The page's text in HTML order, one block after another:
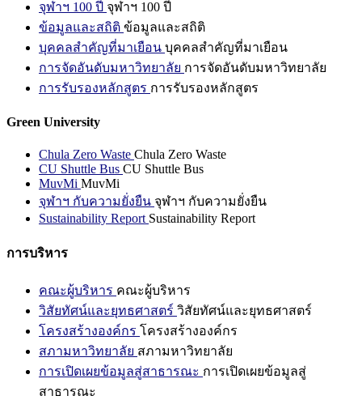
จุฬาฯ 100 ปี จุฬาฯ 100 ปี
ข้อมูลและสถิติ ข้อมูลและสถิติ
บุคคลสำคัญที่มาเยือน บุคคลสำคัญที่มาเยือน
การจัดอันดับมหาวิทยาลัย การจัดอันดับมหาวิทยาลัย
การรับรองหลักสูตร การรับรองหลักสูตร
Green University
Chula Zero Waste Chula Zero Waste
CU Shuttle Bus CU Shuttle Bus
MuvMi MuvMi
จุฬาฯ กับความยั่งยืน จุฬาฯ กับความยั่งยืน
Sustainability Report Sustainability Report
การบริหาร
คณะผู้บริหาร คณะผู้บริหาร
วิสัยทัศน์และยุทธศาสตร์ วิสัยทัศน์และยุทธศาสตร์
โครงสร้างองค์กร โครงสร้างองค์กร
สภามหาวิทยาลัย สภามหาวิทยาลัย
การเปิดเผยข้อมูลสู่สาธารณะ การเปิดเผยข้อมูลสู่
สาธารณะ